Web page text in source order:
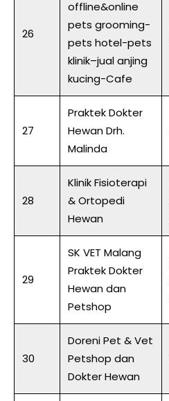
26
offline&online
pets grooming-
pets hotel-pets
klinik–jual anjing
kucing-Cafe
27
Praktek Dokter
Hewan Drh.
Malinda
28
Klinik Fisioterapi
& Ortopedi
Hewan
29
SK VET Malang
Praktek Dokter
Hewan dan
Petshop
30
Doreni Pet & Vet
Petshop dan
Dokter Hewan